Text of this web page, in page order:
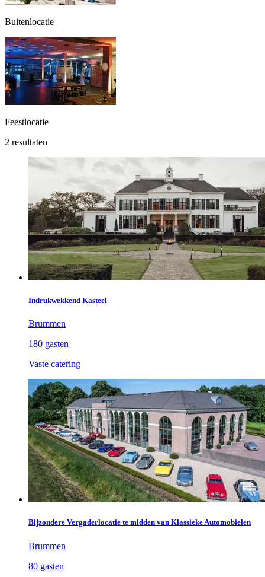
Buitenlocatie
Feestlocatie
2 resultaten
Indrukwekkend Kasteel
Brummen
180 gasten
Vaste catering
Bijzondere Vergaderlocatie te midden van Klassieke Automobielen
Brummen
80 gasten